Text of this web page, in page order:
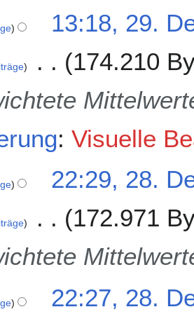
13:18, 29.
174.210
:Visuelle
22:29, 28.
172.971
22:27, 28.